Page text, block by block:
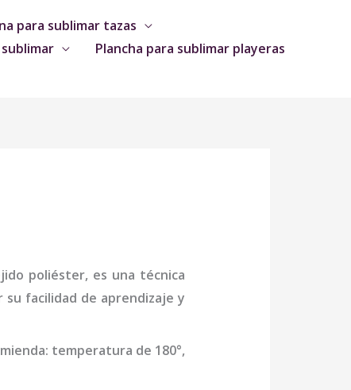
para sublimar tazas
Plancha para sublimar playeras
poliéster, es una técnica
facilidad de aprendizaje y
temperatura de 180°,